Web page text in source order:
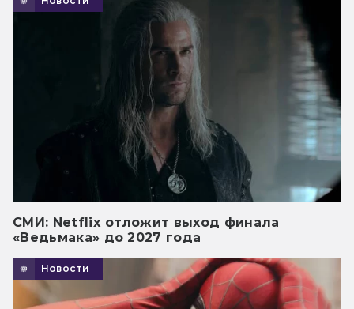
СМИ: Netflix отложит выход финала
«Ведьмака» до 2027 года
Новости